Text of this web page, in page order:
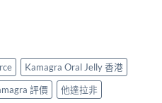
Kamagra Oral Jelly 香港
評價
他達拉非